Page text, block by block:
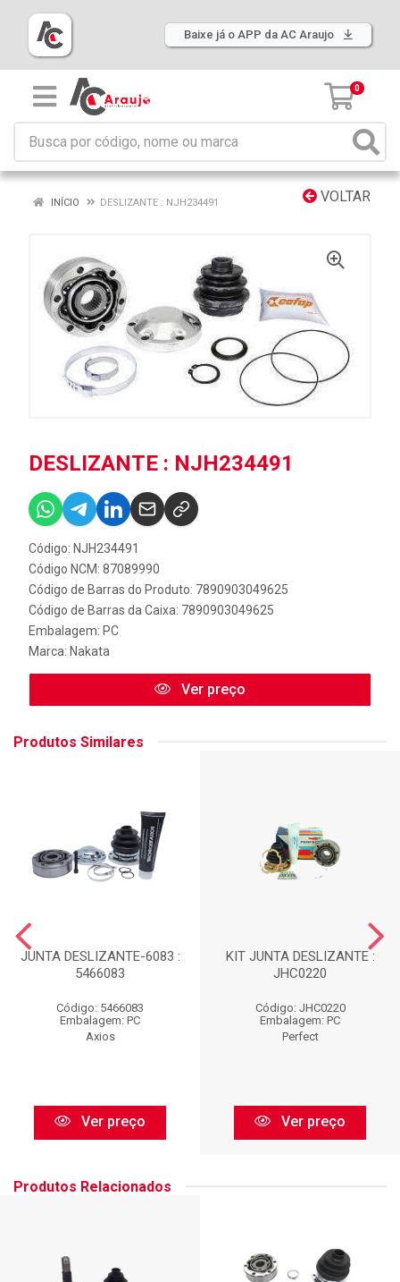
Baixe já o APP da AC Araujo
0
VOLTAR
INÍCIO DESLIZANTE : NJH234491
DESLIZANTE : NJH234491
Código: NJH234491
Código NCM: 87089990
Código de Barras do Produto: 7890903049625
Código de Barras da Caixa: 7890903049625
Embalagem: PC
Marca: Nakata
Ver preço
Produtos Similares
JUNTA DESLIZANTE-6083 :
5466083
Código: 5466083
Embalagem: PC
Axios
Ver preço
KIT JUNTA DESLIZANTE :
JHC0220
Código: JHC0220
Embalagem: PC
Perfect
Ver preço
Produtos Relacionados